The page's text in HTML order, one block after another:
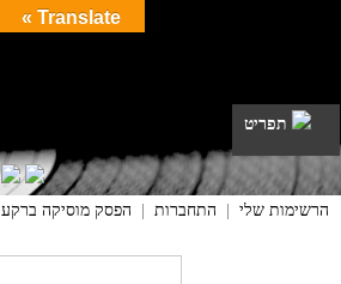
תפריט
הרשימות שלי התחברות הפסק מוסיקה ברקע
Translate »